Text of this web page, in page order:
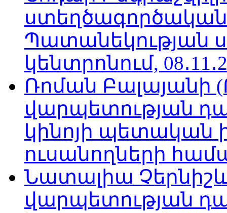
Պատանեկության
կենտրոնում,
Ռոման Բալայանի
վարպետության
կինոյի պետական
ուսանողների
Նատալիա
վարպետության